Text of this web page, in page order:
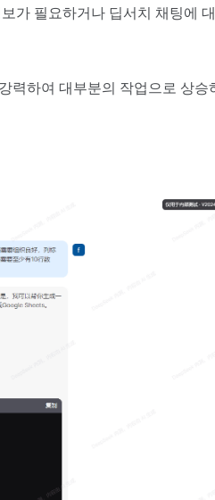
가 필요하거나 딥서치 채팅에
력하여 대부분의 작업으로 상승